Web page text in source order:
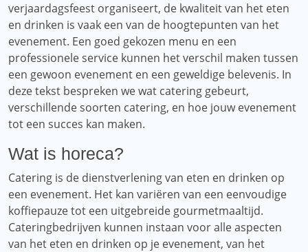
verjaardagsfeest organiseert, de kwaliteit van het eten
en drinken is vaak een van de hoogtepunten van het
evenement. Een goed gekozen menu en een
professionele service kunnen het verschil maken tussen
een gewoon evenement en een geweldige belevenis. In
deze tekst bespreken we wat catering gebeurt,
verschillende soorten catering, en hoe jouw evenement
tot een succes kan maken.
Wat is horeca?
Catering is de dienstverlening van eten en drinken op
een evenement. Het kan variëren van een eenvoudige
koffiepauze tot een uitgebreide gourmetmaaltijd.
Cateringbedrijven kunnen instaan ​​voor alle aspecten
van het eten en drinken op je evenement, van het